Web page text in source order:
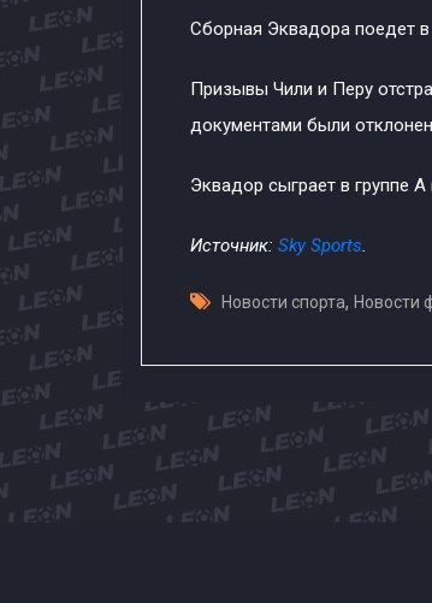
Сборная Эквадора поедет в
Призывы Чили и Перу
документами были
Эквадор сыграет в группе
Источник: Sky Sports.
Новости спорта, Новости